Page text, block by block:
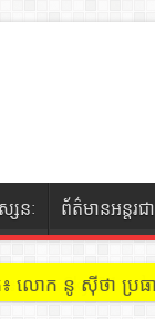
សនៈ ព័ត៌មានអន្តរជ
៖ អគារ Sky 31